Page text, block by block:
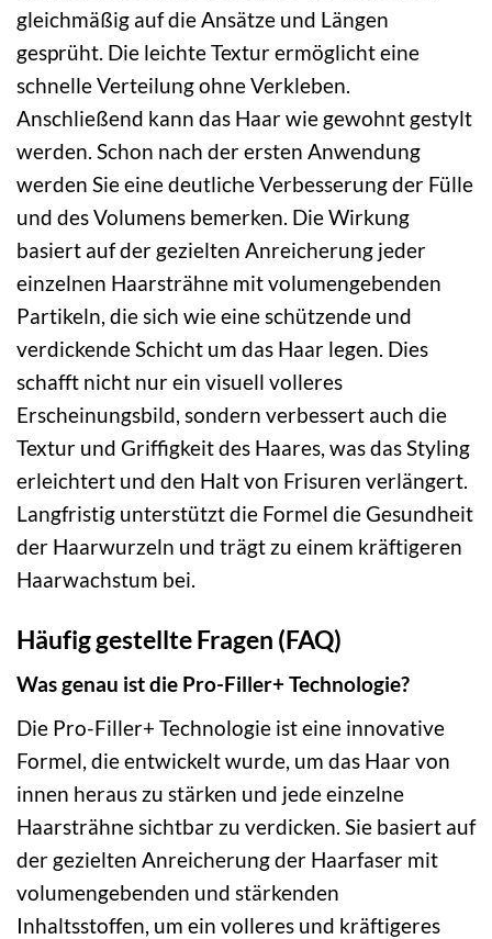
gleichmäßig auf die Ansätze und Längen
gesprüht. Die leichte Textur ermöglicht eine
schnelle Verteilung ohne Verkleben.
Anschließend kann das Haar wie gewohnt gestylt
werden. Schon nach der ersten Anwendung
werden Sie eine deutliche Verbesserung der Fülle
und des Volumens bemerken. Die Wirkung
basiert auf der gezielten Anreicherung jeder
einzelnen Haarsträhne mit volumengebenden
Partikeln, die sich wie eine schützende und
verdickende Schicht um das Haar legen. Dies
schafft nicht nur ein visuell volleres
Erscheinungsbild, sondern verbessert auch die
Textur und Griffigkeit des Haares, was das Styling
erleichtert und den Halt von Frisuren verlängert.
Langfristig unterstützt die Formel die Gesundheit
der Haarwurzeln und trägt zu einem kräftigeren
Haarwachstum bei.
Häufig gestellte Fragen (FAQ)
Was genau ist die Pro-Filler+ Technologie?
Die Pro-Filler+ Technologie ist eine innovative
Formel, die entwickelt wurde, um das Haar von
innen heraus zu stärken und jede einzelne
Haarsträhne sichtbar zu verdicken. Sie basiert auf
der gezielten Anreicherung der Haarfaser mit
volumengebenden und stärkenden
Inhaltsstoffen, um ein volleres und kräftigeres